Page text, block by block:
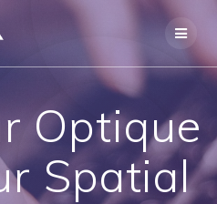
Optique
Spatial